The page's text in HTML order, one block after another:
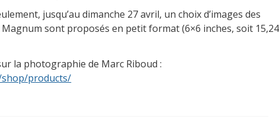
jusqu’au dimanche 27 avril, un choix d’images des
sont proposés en petit format (6×6 inches, soit
la photographie de Marc Riboud :
shop/products/